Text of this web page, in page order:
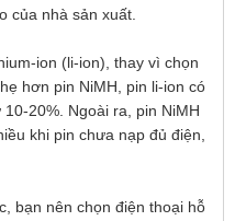
của nhà sản xuất.
ion (li-ion), thay vì chọn
hơn pin NiMH, pin li-ion có
20%. Ngoài ra, pin NiMH
khi pin chưa nạp đủ điện,
bạn nên chọn điện thoại hỗ